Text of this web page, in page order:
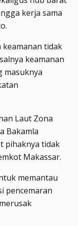
kerja sama
tidak
keamanan
masuknya
Laut Zona
Bakamla
pihaknya tidak
Makassar.
memantau
pencemaran